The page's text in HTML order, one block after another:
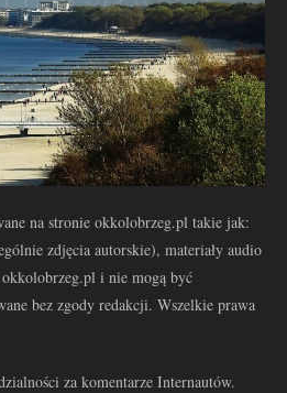
na stronie okkolobrzeg.pl takie jak:
zdjęcia autorskie), materiały audio
i nie mogą być
bez zgody redakcji. Wszelkie prawa
za komentarze Internautów.